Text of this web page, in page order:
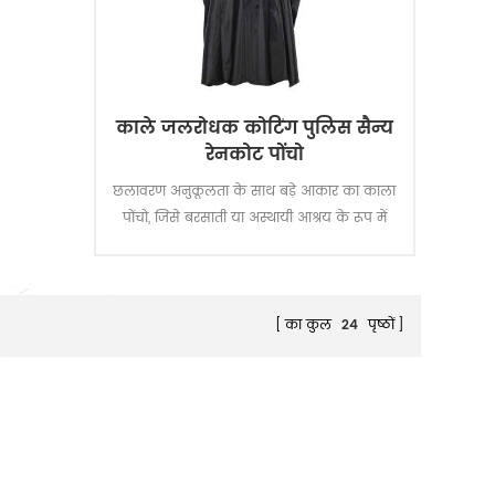
काले जलरोधक कोटिंग पुलिस सैन्य
रेनकोट पोंचो
छलावरण अनुकूलता के साथ बड़े आकार का काला
पोंचो, जिसे बरसाती या अस्थायी आश्रय के रूप में
का कुल 24 पृष्ठों